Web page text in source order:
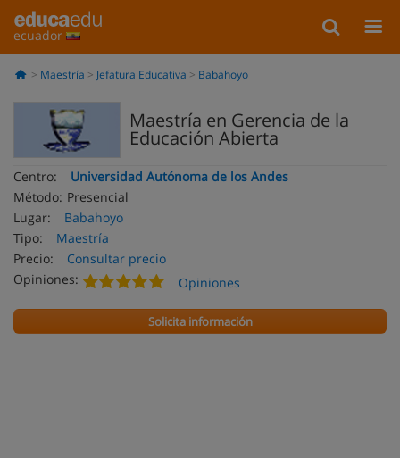
ecuador
Maestría Jefatura Educativa Babahoyo
Maestría en Gerencia de la
Educación Abierta
Centro:
Universidad Autónoma de los Andes
Método: Presencial
Lugar:
Babahoyo
Tipo:
Maestría
Precio:
Consultar precio
Opiniones:
Opiniones
Solicita información